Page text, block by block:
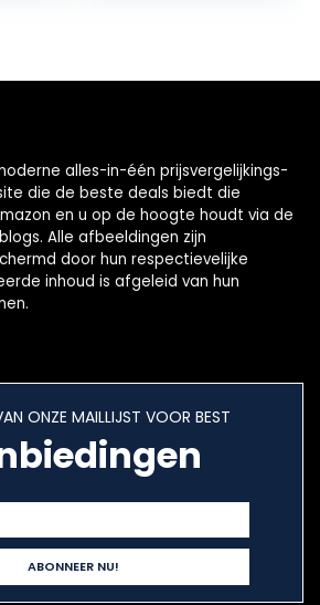
alles-in-één prijsvergelijkings-
die de beste deals biedt die
en u op de hoogte houdt via de
Alle afbeeldingen zijn
door hun respectievelijke
inhoud is afgeleid van hun
ONZE MAILLIJST VOOR BEST